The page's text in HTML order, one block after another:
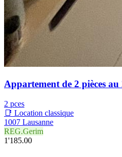
Appartement de 2 pièces au
2 pces
📑 Location classique
1007 Lausanne
REG.Gerim
1'185.00